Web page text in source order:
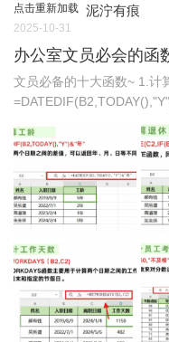
点击重新加载 泥泞有痕
2025-10-31
办公室文员必会的函
文员必备的十大函数~ 1.计